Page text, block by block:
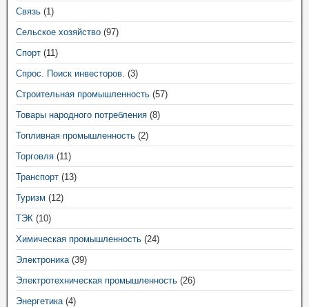
Связь (1)
Сельское хозяйство (97)
Спорт (11)
Спрос. Поиск инвесторов. (3)
Строительная промышленность (57)
Товары народного потребления (8)
Топливная промышленность (2)
Торговля (11)
Транспорт (13)
Туризм (12)
ТЭК (10)
Химическая промышленность (24)
Электроника(39)
Электротехническая промышленность (26)
Энергетика(4)